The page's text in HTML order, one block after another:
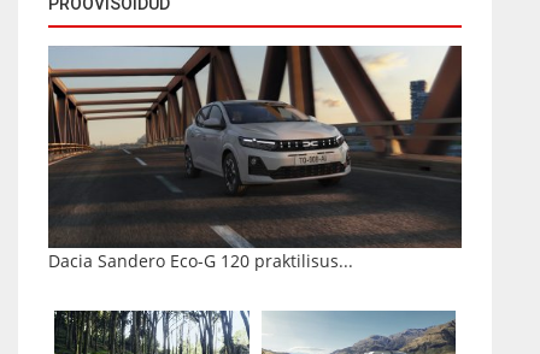
Dacia Sandero Eco-G 120 praktilisus...